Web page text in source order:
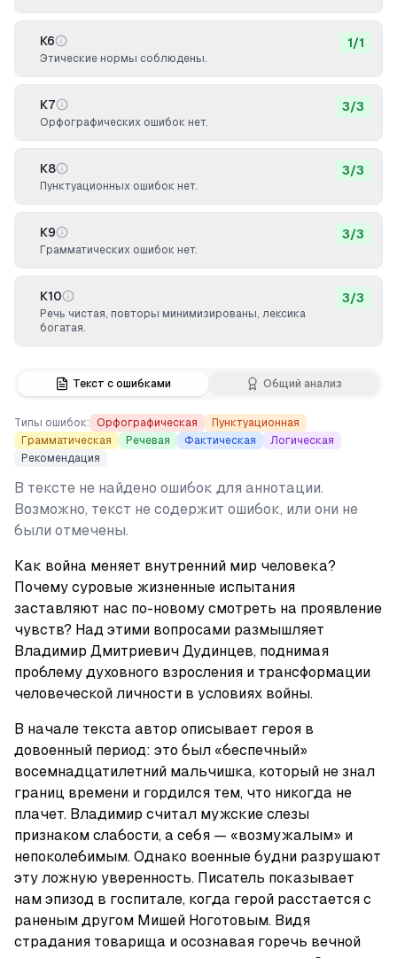
Текст с ошибками Общий анализ
Типы ошибок: Орфографическая
Пунктуационная
Грамматическая
Речевая Фактическая
Логическая
Рекомендация
В тексте не найдено ошибок для аннотации.
Возможно, текст не содержит ошибок, или они не
были отмечены.
Как война меняет внутренний мир человека?
Почему суровые жизненные испытания
заставляют нас по-новому смотреть на проявление
чувств? Над этими вопросами размышляет
Владимир Дмитриевич Дудинцев, поднимая
проблему духовного взросления и трансформации
человеческой личности в условиях войны.
В начале текста автор описывает героя в
довоенный период: это был «беспечный»
восемнадцатилетний мальчишка, который не знал
границ времени и гордился тем, что никогда не
плачет. Владимир считал мужские слезы
признаком слабости, а себя — «возмужалым» и
непоколебимым. Однако военные будни разрушают
эту ложную уверенность. Писатель показывает
нам эпизод в госпитале, когда герой расстается с
раненым другом Мишей Ноготовым. Видя
страдания товарища и осознавая горечь вечной
К6
Этические нормы соблюдены.
1/1
К7
Орфографических ошибок нет.
3/3
К8
Пунктуационных ошибок нет.
3/3
К9
Грамматических ошибок нет.
3/3
К10
Речь чистая, повторы минимизированы, лексика
богатая.
3/3